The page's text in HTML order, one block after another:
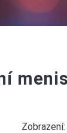
Zobrazení: